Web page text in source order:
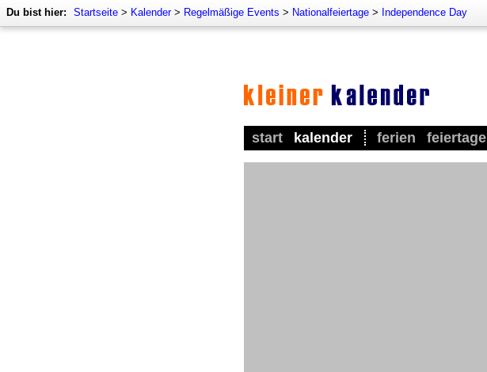
Du bist hier: Startseite > Kalender> Regelmäßige Events > Nationalfeiertage > Independence Day
start kalender ferien feiertage